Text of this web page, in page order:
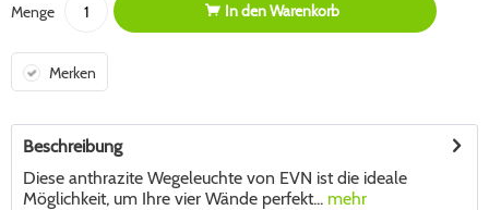
Menge In denWarenkorb
Merken
Beschreibung
Diese anthrazite Wegeleuchte von EVN ist die ideale
Möglichkeit, um Ihre vier Wände perfekt... mehr